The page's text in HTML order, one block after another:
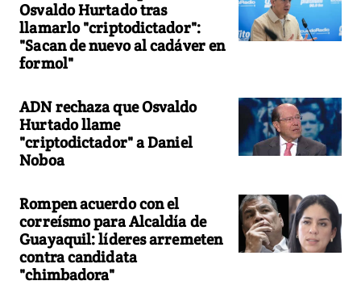
Osvaldo Hurtado tras
llamarlo "criptodictador":
"Sacan de nuevo al cadáver en
formol"
ADN rechaza que Osvaldo
Hurtado llame
"criptodictador" a Daniel
Noboa
Rompen acuerdo con el
correísmo para Alcaldía de
Guayaquil: líderes arremeten
contra candidata
"chimbadora"